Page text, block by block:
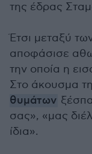
της έδρας
Έτσι μεταξύ
αποφάσισε
την οποία η
Στο άκουσμα
θυμάτων
σας», «μας
ίδια».